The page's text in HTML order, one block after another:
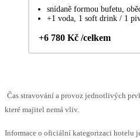
snídaně formou bufetu,
+1 voda, 1 soft drink / 1
+6 780 Kč /celkem
Čas stravování a provoz jednotlivých
které majitel nemá vliv.
Informace o oficiální kategorizaci hotelu